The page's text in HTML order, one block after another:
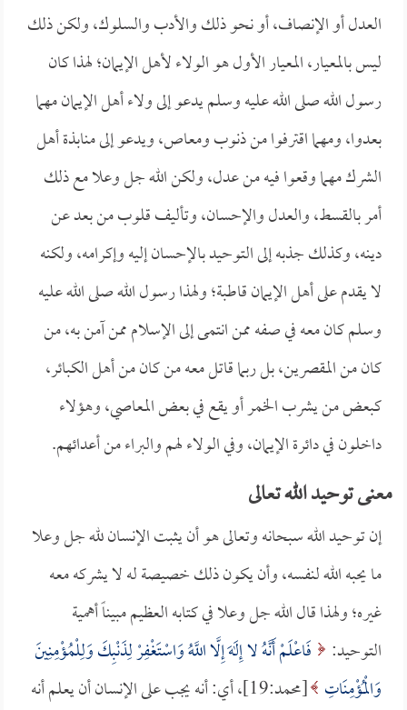
العدل أو الإنصاف، أو نحو ذلك والأدب والسلوك، ولكن ذلك
ليس بالمعيار، المعيار الأول هو الولاء لأهل الإيمان؛ لهذا كان
رسول الله صلى الله عليه وسلم يدعو إلى ولاء أهل الإيمان مهما
بعدوا، ومهما اقترفوا من ذنوب ومعاص، ويدعو إلى منابذة أهل
الشرك مهما وقعوا فيه من عدل، ولكن الله جل وعلا مع ذلك
أمر بالقسط، والعدل والإحسان، وتأليف قلوب من بعد عن
دينه، وكذلك جذبه إلى التوحيد بالإحسان إليه وإكرامه، ولكنه
لا يقدم على أهل الإيمان قاطبة؛ ولهذا رسول الله صلى الله عليه
وسلم كان معه في صفه ممن انتمى إلى الإسلام ممن آمن به، من
كان من المقصرين، بل ربما قاتل معه من كان من أهل الكبائر،
كبعض من يشرب الخمر أو يقع في بعض المعاصي، وهؤلاء
داخلون في دائرة الإيمان، وفي الولاء لهم والبراء من أعدائهم.
معنى توحيد الله تعالى
إن توحيد الله سبحانه وتعالى هو أن يثبت الإنسان لله جل وعلا
ما يحبه الله لنفسه، وأن يكون ذلك خصيصة له لا يشركه معه
غيره؛ ولهذا قال الله جل وعلا في كتابه العظيم مبيناً أهمية
التوحيد:
فَاعْلَمْ أَنَّهُ لا إِلَهَ إِلَّا اللَّهُ وَاسْتَغْفِرْ لِذَنْبِكَ وَلِلْمُؤْمِنِينَ
وَالْمُؤْمِنَاتِ
[محمد:19]، أي: أنه يجب على الإنسان أن يعلم أنه